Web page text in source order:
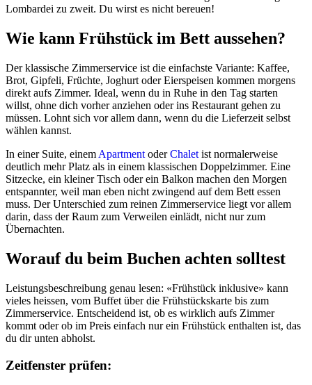
Lombardei zu zweit. Du wirst es nicht bereuen!
Wie kann Frühstück im Bett aussehen?
Der klassische Zimmerservice ist die einfachste Variante: Kaffee,
Brot, Gipfeli, Früchte, Joghurt oder Eierspeisen kommen morgens
direkt aufs Zimmer. Ideal, wenn du in Ruhe in den Tag starten
willst, ohne dich vorher anziehen oder ins Restaurant gehen zu
müssen. Lohnt sich vor allem dann, wenn du die Lieferzeit selbst
wählen kannst.
In einer Suite, einem Apartment oderChalet ist normalerweise
deutlich mehr Platz als in einem klassischen Doppelzimmer. Eine
Sitzecke, ein kleiner Tisch oder ein Balkon machen den Morgen
entspannter, weil man eben nicht zwingend auf dem Bett essen
muss. Der Unterschied zum reinen Zimmerservice liegt vor allem
darin, dass der Raum zum Verweilen einlädt, nicht nur zum
Übernachten.
Worauf du beim Buchen achten solltest
Leistungsbeschreibung genau lesen: «Frühstück inklusive» kann
vieles heissen, vom Buffet über die Frühstückskarte bis zum
Zimmerservice. Entscheidend ist, ob es wirklich aufs Zimmer
kommt oder ob im Preis einfach nur ein Frühstück enthalten ist, das
du dir unten abholst.
Zeitfenster prüfen: